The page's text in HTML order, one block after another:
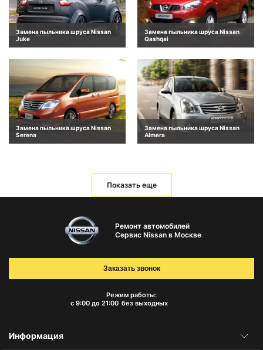
Замена пыльника шруса Nissan
Juke
Замена пыльника шруса Nissan
Qashqai
Замена пыльника шруса Nissan
Serena
Замена пыльника шруса Nissan
Almera
Показать еще
Ремонт автомобилей
Сервис Nissan в Москве
Режим работы:
с 9:00 до 21:00 без выходных
Заказать звонок
Информация